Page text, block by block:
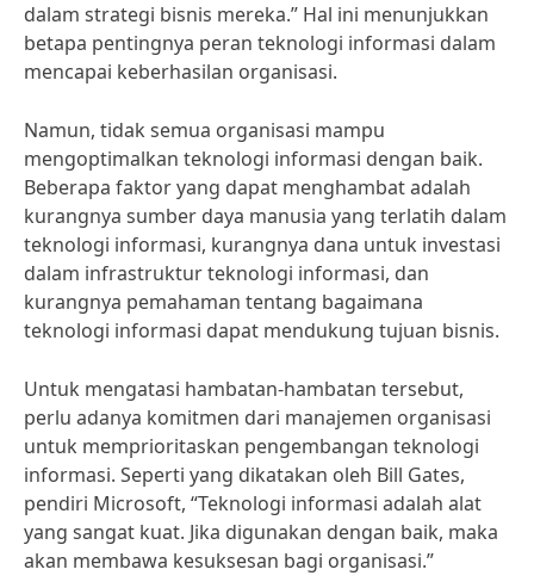
dalam strategi bisnis mereka.” Hal ini menunjukkan
betapa pentingnya peran teknologi informasi dalam
mencapai keberhasilan organisasi.
Namun, tidak semua organisasi mampu
mengoptimalkan teknologi informasi dengan baik.
Beberapa faktor yang dapat menghambat adalah
kurangnya sumber daya manusia yang terlatih dalam
teknologi informasi, kurangnya dana untuk investasi
dalam infrastruktur teknologi informasi, dan
kurangnya pemahaman tentang bagaimana
teknologi informasi dapat mendukung tujuan bisnis.
Untuk mengatasi hambatan-hambatan tersebut,
perlu adanya komitmen dari manajemen organisasi
untuk memprioritaskan pengembangan teknologi
informasi. Seperti yang dikatakan oleh Bill Gates,
pendiri Microsoft, “Teknologi informasi adalah alat
yang sangat kuat. Jika digunakan dengan baik, maka
akan membawa kesuksesan bagi organisasi.”